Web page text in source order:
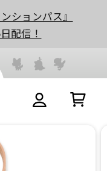
ションパス』
配信！